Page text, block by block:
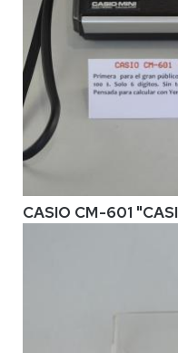
CASIO CM-601